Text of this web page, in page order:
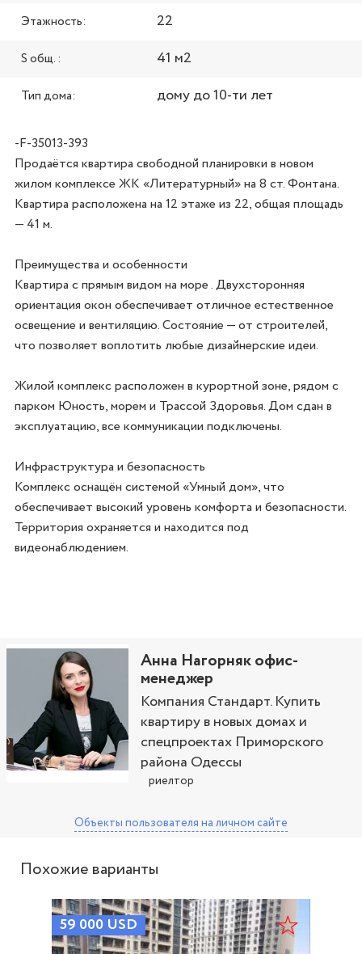
Этажность: 22
S общ. : 41 м2
Тип дома: дому до 10-ти лет
-F-35013-393
Продаётся квартира свободной планировки в новом
жилом комплексе ЖК «Литературный» на 8 ст. Фонтана.
Квартира расположена на 12 этаже из 22, общая площадь
— 41 м.
Преимущества и особенности
Квартира с прямым видом на море . Двухсторонняя
ориентация окон обеспечивает отличное естественное
освещение и вентиляцию. Состояние — от строителей,
что позволяет воплотить любые дизайнерские идеи.
Жилой комплекс расположен в курортной зоне, рядом с
парком Юность, морем и Трассой Здоровья. Дом сдан в
эксплуатацию, все коммуникации подключены.
Инфраструктура и безопасность
Комплекс оснащён системой «Умный дом», что
обеспечивает высокий уровень комфорта и безопасности.
Территория охраняется и находится под
видеонаблюдением.
Анна Нагорняк офис-
менеджер
Компания Стандарт. Купить
квартиру в новых домах и
спецпроектах Приморского
района Одессы
риелтор
Объекты пользователя на личном сайте
Похожие варианты
59 000 USD